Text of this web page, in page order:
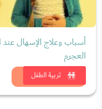
تربية الطفل
أسباب وعلاج الإسهال
العجرم
شاهد الان